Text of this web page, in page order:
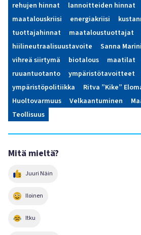
rehujen hinnat lannoitteiden hinnat
maatalouskriisi
energiakriisi
tuottajahinnat
maataloustuottajat
hiilineutraalisuustavoite
Sanna
vihreä siirtymä
biotalous maatilat
ruuantuotanto
ympäristötavoitteet
ympäristöpolitiikka
Ritva ”Kike”
Huoltovarmuus
Velkaantuminen
Teollisuus
Mitä mieltä?
Juuri Näin
Iloinen
Itku